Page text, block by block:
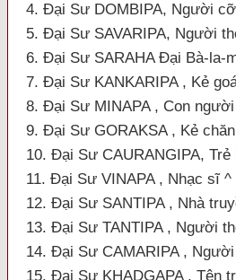
4. Đại Sư DOMBIPA, Người
5. Đại Sư SAVARIPA, Người
6. Đại Sư SARAHA Ðại Bà-la-
7. Đại Sư KANKARIPA , Kẻ
8. Đại Sư MINAPA , Con
9. Đại Sư GORAKSA , Kẻ
10. Đại Sư CAURANGIPA, Trẻ
11. Đại Sư VINAPA , Nhạc sĩ ^
12. Đại Sư SANTIPA , Nhà
13. Đại Sư TANTIPA , Người
14. Đại Sư CAMARIPA ,
15. Đại Sư KHADGAPA , Tên